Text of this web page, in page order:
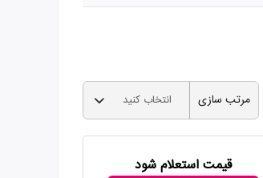
مرتب سازی انتخاب کنید
قیمت استعلام شود